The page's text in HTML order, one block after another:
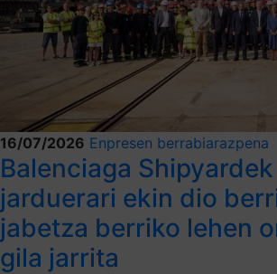
16/07/2026 Enpresen berrabiarazpena
Balenciaga
jarduerari ekin dio
jabetza berriko lehen
gila jarrita